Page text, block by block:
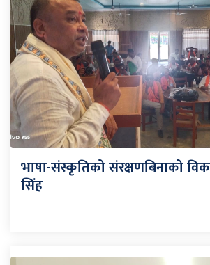
भाषा-संस्कृतिको संरक्षणबिनाको
सिंह